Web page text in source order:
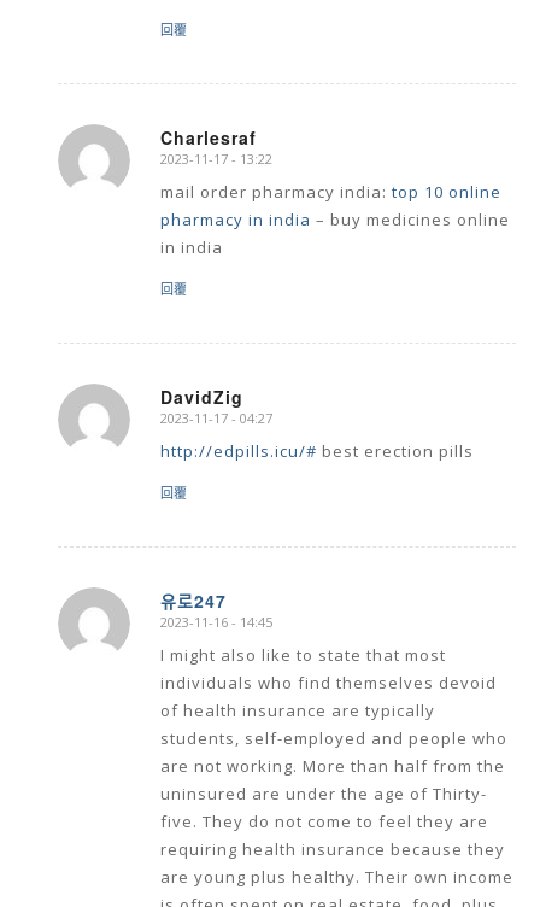
回覆
Charlesraf
says:
2023-11-17 - 13:22
mail order pharmacy india: top 10 online
pharmacy in india – buy medicines online
in india
回覆
DavidZig
says:
2023-11-17 - 04:27
http://edpills.icu/# best erection pills
回覆
유로247
says:
2023-11-16 - 14:45
I might also like to state that most
individuals who find themselves devoid
of health insurance are typically
students, self-employed and people who
are not working. More than half from the
uninsured are under the age of Thirty-
five. They do not come to feel they are
requiring health insurance because they
are young plus healthy. Their own income